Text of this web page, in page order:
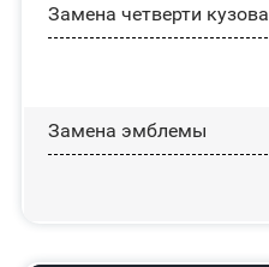
Замена четверти кузова
Замена эмблемы